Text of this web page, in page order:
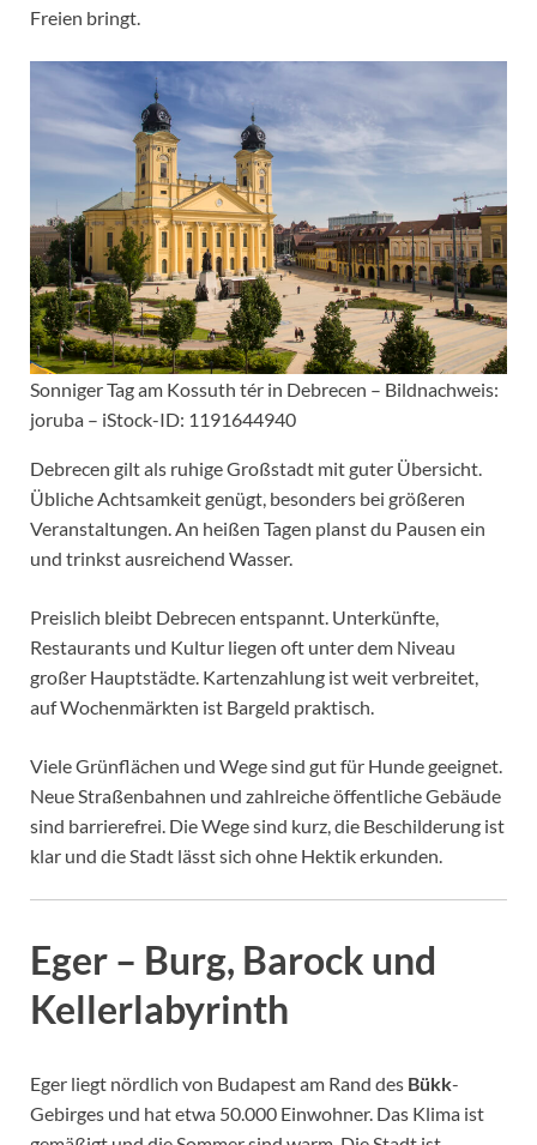
Freien bringt.
Sonniger Tag am Kossuth tér in Debrecen – Bildnachweis:
joruba – iStock-ID: 1191644940
Debrecen gilt als ruhige Großstadt mit guter Übersicht.
Übliche Achtsamkeit genügt, besonders bei größeren
Veranstaltungen. An heißen Tagen planst du Pausen ein
und trinkst ausreichend Wasser.
Preislich bleibt Debrecen entspannt. Unterkünfte,
Restaurants und Kultur liegen oft unter dem Niveau
großer Hauptstädte. Kartenzahlung ist weit verbreitet,
auf Wochenmärkten ist Bargeld praktisch.
Viele Grünflächen und Wege sind gut für Hunde geeignet.
Neue Straßenbahnen und zahlreiche öffentliche Gebäude
sind barrierefrei. Die Wege sind kurz, die Beschilderung ist
klar und die Stadt lässt sich ohne Hektik erkunden.
Eger – Burg, Barock und
Kellerlabyrinth
Eger liegt nördlich von Budapest am Rand des Bükk-
Gebirges und hat etwa 50.000 Einwohner. Das Klima ist